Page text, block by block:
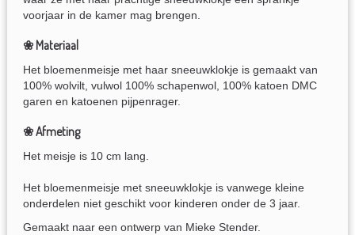
voorjaar in de kamer mag brengen.
❀ Materiaal
Het bloemenmeisje met haar sneeuwklokje is gemaakt van
100% wolvilt, vulwol 100% schapenwol, 100% katoen DMC
garen en katoenen pijpenrager.
❀ Afmeting
Het meisje is 10 cm lang.
Het bloemenmeisje met sneeuwklokje is vanwege kleine
onderdelen niet geschikt voor kinderen onder de 3 jaar.
Gemaakt naar een ontwerp van Mieke Stender.